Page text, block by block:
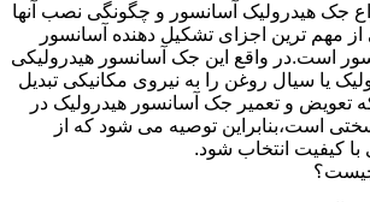
جک هیدرولیک آسانسور و چگونگی نصب آنها
از مهم ترین اجزای تشکیل دهنده آسانسور
است.در واقع این جک آسانسور هیدرولیکی
یا سیال روغن را به نیروی مکانیکی تبدیل
تعویض و تعمیر جک آسانسور هیدرولیک در
است،بنابراین توصیه می شود که از
با کیفیت انتخاب شود.
چیست؟